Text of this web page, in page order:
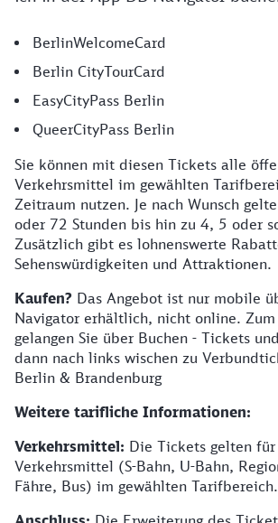
BerlinWelcomeCard
Berlin CityTourCard
EasyCityPass Berlin
QueerCityPass Berlin
Sie können mit diesen Tickets alle
Verkehrsmittel im gewählten
Zeitraum nutzen. Je nach Wunsch
oder 72 Stunden bis hin zu 4, 5 oder
Zusätzlich gibt es lohnenswerte
Sehenswürdigkeiten und Attraktionen.
Kaufen? Das Angebot ist nur mobile
Navigator erhältlich, nicht online.
gelangen Sie über Buchen - Tickets
dann nach links wischen zu
Berlin & Brandenburg
Weitere tarifliche Informationen:
Verkehrsmittel: Die Tickets gelten
Verkehrsmittel (S-Bahn, U-Bahn,
Fähre, Bus) im gewählten Tarifbereich.